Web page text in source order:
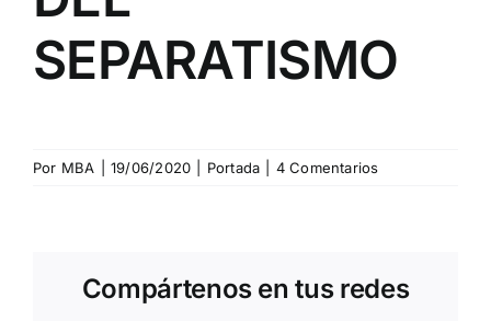
SEPARATISMO
Por MBA 19/06/2020 Portada 4 Comentarios
Compártenos en tus redes